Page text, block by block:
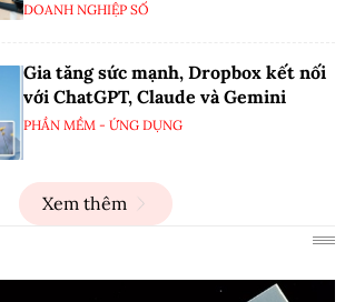
DOANH NGHIỆP SỐ
Gia tăng sức mạnh, Dropbox kết nối
với ChatGPT, Claude và Gemini
PHẦN MỀM - ỨNG DỤNG
Xem thêm